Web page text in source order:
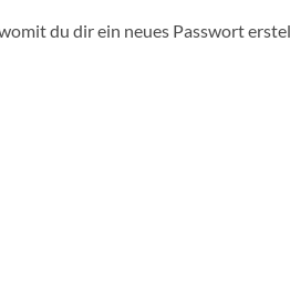
du dir ein neues Passwort